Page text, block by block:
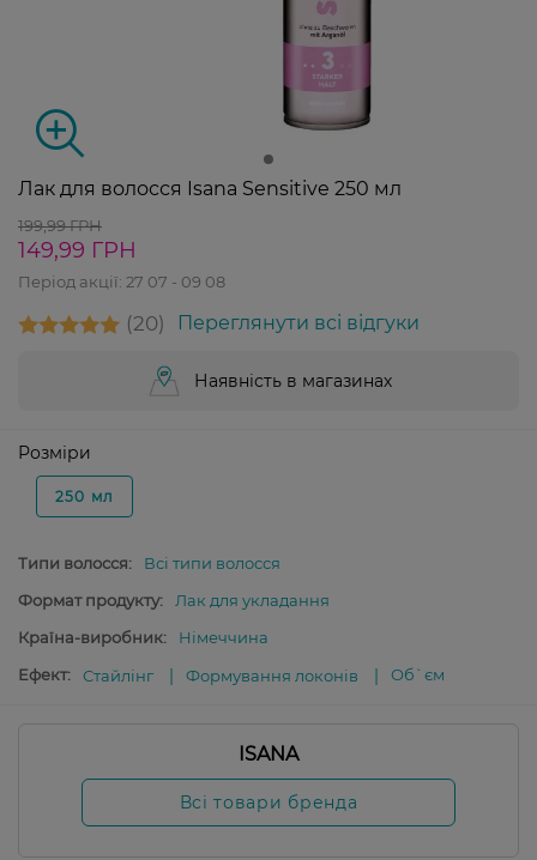
Лак для волосся Isana Sensitive 250 мл
199,99 ГРН
149,99 ГРН
Період акції: 27 07 - 09 08
20 Переглянути всі відгуки
Наявність в магазинах
Розміри
250 мл
Типи волосся:
Всі типи волосся
Формат продукту:
Лак для укладання
Країна-виробник:
Німеччина
Ефект:
Стайлінг Формування локонів Об`єм
ISANA
Всі товари бренда